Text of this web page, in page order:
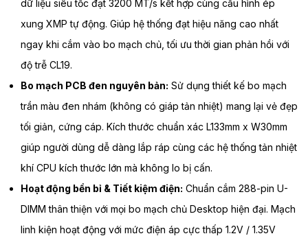
dữ liệu siêu tốc đạt 3200 MT/s kết hợp cùng cấu hình ép
xung XMP tự động. Giúp hệ thống đạt hiệu năng cao nhất
ngay khi cắm vào bo mạch chủ, tối ưu thời gian phản hồi với
độ trễ CL19.
Bo mạch PCB đen nguyên bản: Sử dụng thiết kế bo mạch
trần màu đen nhám (không có giáp tản nhiệt) mang lại vẻ đẹp
tối giản, cứng cáp. Kích thước chuẩn xác L133mm x W30mm
giúp người dùng dễ dàng lắp ráp cùng các hệ thống tản nhiệt
khí CPU kích thước lớn mà không lo bị cấn.
Hoạt động bền bỉ & Tiết kiệm điện: Chuẩn cắm 288-pin U-
DIMM thân thiện với mọi bo mạch chủ Desktop hiện đại. Mạch
linh kiện hoạt động với mức điện áp cực thấp 1.2V / 1.35V